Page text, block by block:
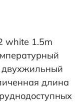
white 1.5m
двухжильный
длина